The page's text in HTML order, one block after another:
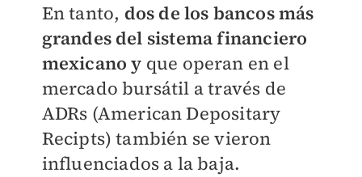
En tanto, dos de los bancos más
grandes del sistema financiero
mexicano y que operan en el
mercado bursátil a través de
ADRs (American Depositary
Recipts) también se vieron
influenciados a la baja.